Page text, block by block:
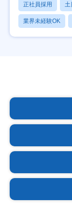
正社員採用 土
業界未経験OK